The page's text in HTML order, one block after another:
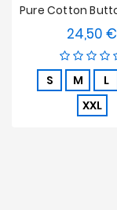
24,50 €
S M L
XXL